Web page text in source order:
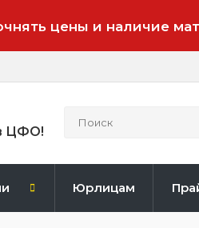
цены и наличие
ЦФО!
Юрлицам